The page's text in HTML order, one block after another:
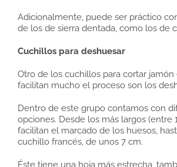
Adicionalmente, puede ser práctico
de los de sierra dentada, como los de
Cuchillos para deshuesar
Otro de los cuchillos para cortar jamón
facilitan mucho el proceso son los
Dentro de este grupo contamos con
opciones. Desde los más largos (entre
facilitan el marcado de los huesos,
cuchillo francés, de unos 7 cm.
Éste tiene una hoja más estrecha,